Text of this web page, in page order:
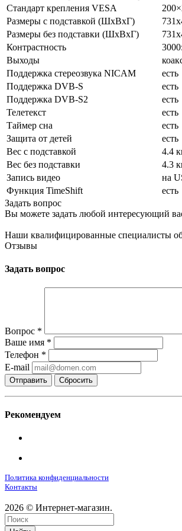
Стандарт крепления VESA
Размеры с подставкой (ШxВxГ)
Размеры без подставки (ШxВxГ)
Контрастность
Выходы
Поддержка стереозвука NICAM
есть
Поддержка DVB-S
есть
Поддержка DVB-S2
есть
Телетекст
есть
Таймер сна
есть
Защита от детей
есть
Вес с подставкой
4.4
Вес без подставки
4.3
Запись видео
на
Функция TimeShift
есть
Задать вопрос
Вы можете задать любой интересующий
Наши квалифицированные специалисты
Отзывы
Задать вопрос
Вопрос *
Ваше имя *
Телефон *
E-mail
Сбросить
Рекомендуем
Политика конфиденциальности
Контакты
2026 © Интернет-магазин.